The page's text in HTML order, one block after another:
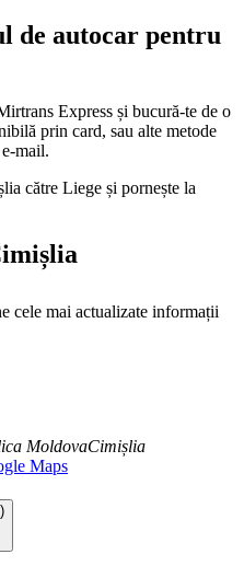
de autocar pentru
Express și bucură-te de o
prin card, sau alte metode
mail.
către Liege și pornește la
cele mai actualizate informații
MoldovaCimișlia
Maps
)